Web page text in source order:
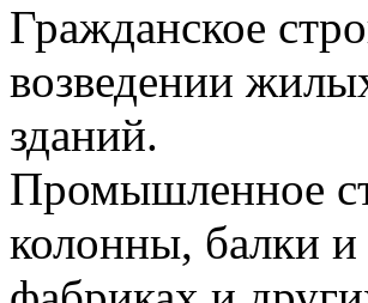
Гражданское
возведении
зданий.
Промышленное
колонны, балки